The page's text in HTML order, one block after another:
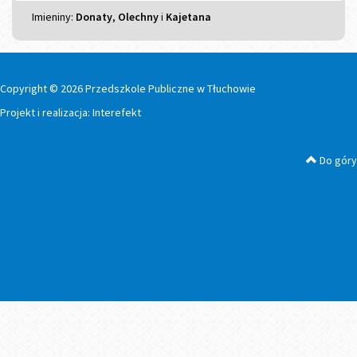
Imieniny
Imieniny: Donaty, Olechnyi Kajetana
Copyright © 2026 Przedszkole Publiczne w Tłuchowie
Projekt i realizacja: Interefekt
Do góry